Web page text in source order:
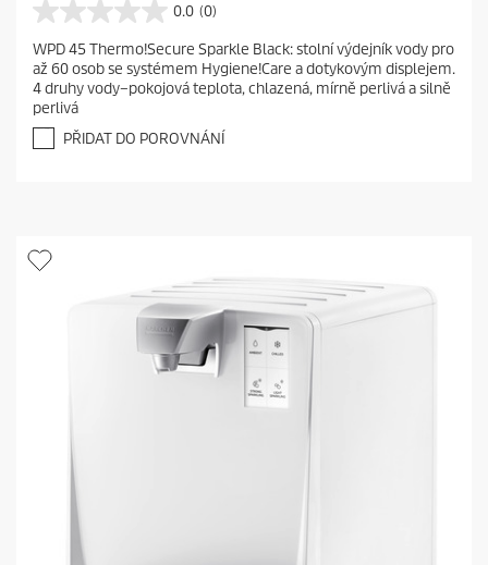
0.0 (0)
0
.
0
z
5
h
e
k
WPD 45 Thermo!Secure Sparkle Black: stolní výdejník vody pro
až 60 osob se systémem Hygiene!Care a dotykovým displejem.
4 druhy vody–pokojová teplota, chlazená, mírně perlivá a silně
perlivá
PŘIDAT DO POROVNÁNÍ